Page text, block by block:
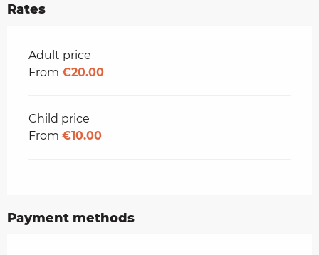
Rates
Rates 2026
Adult price
From €20.00
Child price
From €10.00
Payment methods